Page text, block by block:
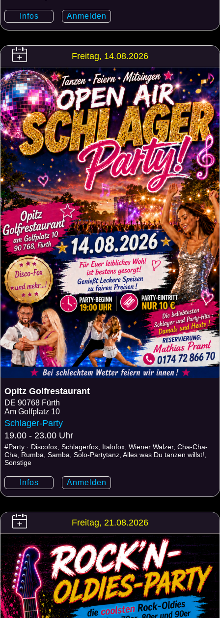
Infos Anmelden
Freitag, 14.08.2026
Opitz Golfrestaurant
DE 90768 Fürth
Am Golfplatz 10
Schlager-Party
19.00 - 23.00 Uhr
#Party · Discofox, Schlagerfox, Italofox, Wiener Walzer, Cha-Cha-
Cha, Rumba, Samba, Solo-Partytanz, Alles was Du tanzen willst!,
Sonstige
Infos Anmelden
Freitag, 21.08.2026